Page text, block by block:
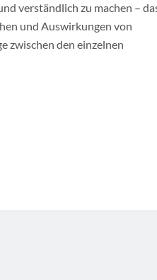
verständlich zu machen –
und Auswirkungen von
zwischen den einzelnen